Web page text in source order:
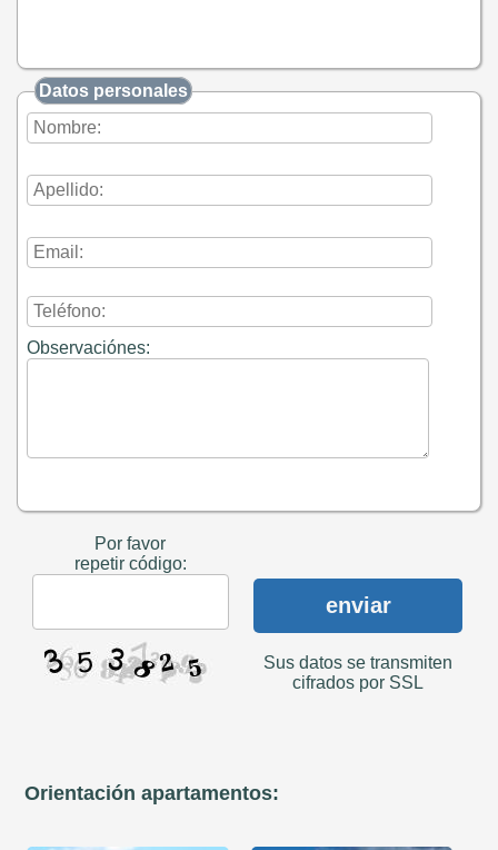
Datos personales
Observaciónes:
Por favor
repetir código:
enviar
Sus datos se transmiten
cifrados por SSL
Orientación apartamentos: